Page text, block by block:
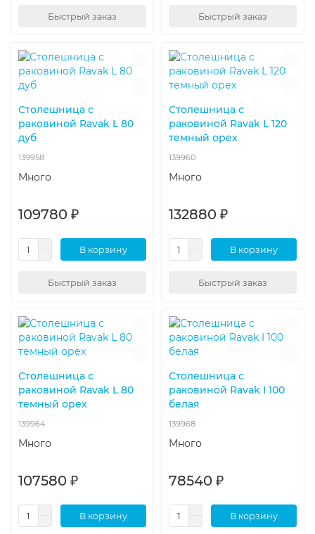
Быстрый заказ Быстрый заказ
Столешница с
раковиной Ravak L 80
дуб
139958
Много
109780 ₽
В корзину
Быстрый заказ
Столешница с
раковиной Ravak L 120
темный орех
139960
Много
132880 ₽
В корзину
Быстрый заказ
Столешница с
раковиной Ravak L 80
темный орех
139964
Много
107580 ₽
В корзину
Столешница с
раковиной Ravak I 100
белая
139968
Много
78540 ₽
В корзину